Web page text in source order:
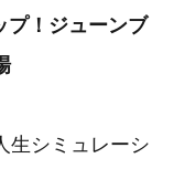
プ！ジューンブ
生シミュレーシ